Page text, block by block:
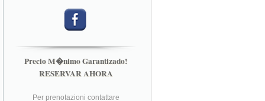
Precio M�nimo Garantizado!
RESERVAR AHORA
Per prenotazioni contattare